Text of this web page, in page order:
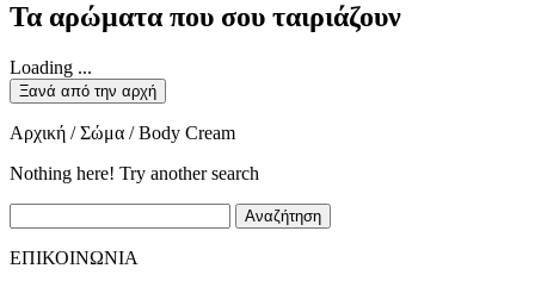
Τα αρώματα που σου ταιριάζουν
Loading ...
Ξανά από την αρχή
Αρχική / Σώμα / Body Cream
Nothing here! Try another search
Αναζήτηση
ΕΠΙΚΟΙΝΩΝΙΑ